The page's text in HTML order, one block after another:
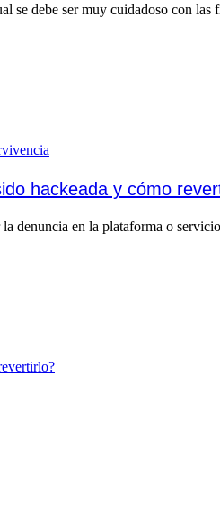
se debe ser muy cuidadoso con
hackeada y cómo
denuncia en la plataforma o